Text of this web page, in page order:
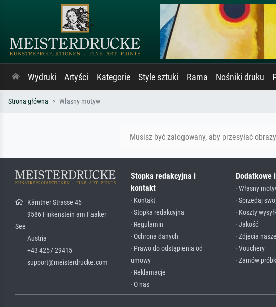
Wydruki Artyści Kategorie Style sztuki Rama Nośniki druku
Strona główna Własny motyw
Musisz być zalogowany, aby przesyłać obrazy
Kärntner Strasse 46
9586 Finkenstein am Faaker
See
Austria
+43 4257 29415
support@meisterdrucke.com
Stopka redakcyjna i
kontakt
· Kontakt
· Stopka redakcyjna
· Regulamin
· Ochrona danych
· Prawo do odstąpienia od
umowy
· Reklamacje
· O nas
Dodatkowe
· Własny
· Sprzedaj
· Koszty
· Jakość
· Zdjęcia
· Vouchery
· Zamów